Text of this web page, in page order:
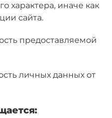
характера, иначе как
сайта.
предоставляемой
личных данных от